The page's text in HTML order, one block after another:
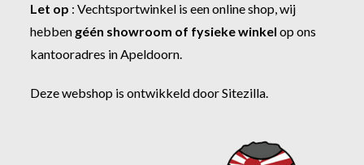
Let op :Vechtsportwinkel is een online shop, wij
hebben géén showroom of fysieke winkel op ons
kantooradres in Apeldoorn.
Deze webshop is ontwikkeld doorSitezilla.